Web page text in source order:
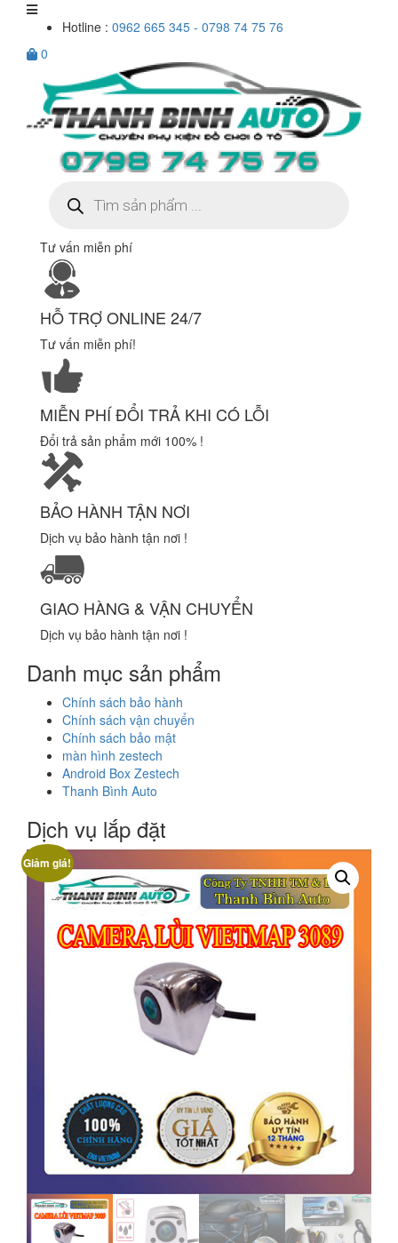
Hotline : 0962 665 345 - 0798 74 75 76
0
kiếm
sản
Tư vấn miễn phí
HỖ TRỢ ONLINE 24/7
Tư vấn miễn phí!
MIỄN PHÍ ĐỔI TRẢ KHI CÓ LỖI
Đổi trả sản phẩm mới 100% !
BẢO HÀNH TẬN NƠI
Dịch vụ bảo hành tận nơi !
GIAO HÀNG & VẬN CHUYỂN
Dịch vụ bảo hành tận nơi !
Danh mục sản phẩm
Chính sách bảo hành
Chính sách vận chuyển
Chính sách bảo mật
màn hình zestech
Android Box Zestech
Thanh Bình Auto
Dịch vụ lắp đặt
Giảm giá!